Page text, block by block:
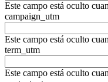
Este campo está oculto
campaign_utm
Este campo está oculto
term_utm
Este campo está oculto